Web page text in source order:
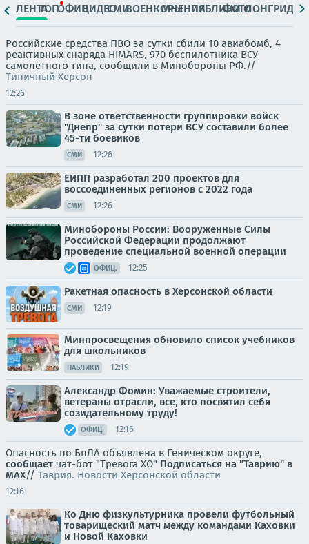
ЛЕНТАТОПОФИЦ.ВИДЕОСМИВОЕНКОРЫМНЕНИЯПАБЛИКИ
ФОТОЛОНГРИДЫ
Российские средства ПВО за сутки сбили 10 авиабомб, 4
реактивных снаряда HIMARS, 970 беспилотника ВСУ
самолетного типа, сообщили в Минобороны РФ.//
Типичный Херсон
12:26
В зоне ответственности группировки войск
"Днепр" за сутки потери ВСУ составили более
45-ти боевиков
СМИ 12:26
ЕИПП разработал 200 проектов для
воссоединенных регионов с 2022 года
СМИ 12:26
Минобороны России: Вооруженные Силы
Российской Федерации продолжают
проведение специальной военной операции
ОФИЦ. 12:25
Ракетная опасность в Херсонской области
СМИ 12:19
Минпросвещения обновило список учебников
для школьников
ПАБЛИКИ 12:19
Александр Фомин: Уважаемые строители,
ветераны отрасли, все, кто посвятил себя
созидательному труду!
ОФИЦ. 12:16
Опасность по БпЛА объявлена в Геническом округе,
сообщает чат-бот "Тревога ХО" Подписаться на "Таврию" в
MAX// Таврия. Новости Херсонской области
12:16
Ко Дню физкультурника провели футбольный
товарищеский матч между командами Каховки
и Новой Каховки